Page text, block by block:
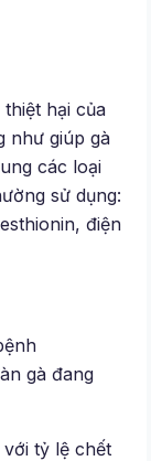
hại của
như giúp gà
các loại
sử dụng:
điện
gà đang
tỷ lệ chết